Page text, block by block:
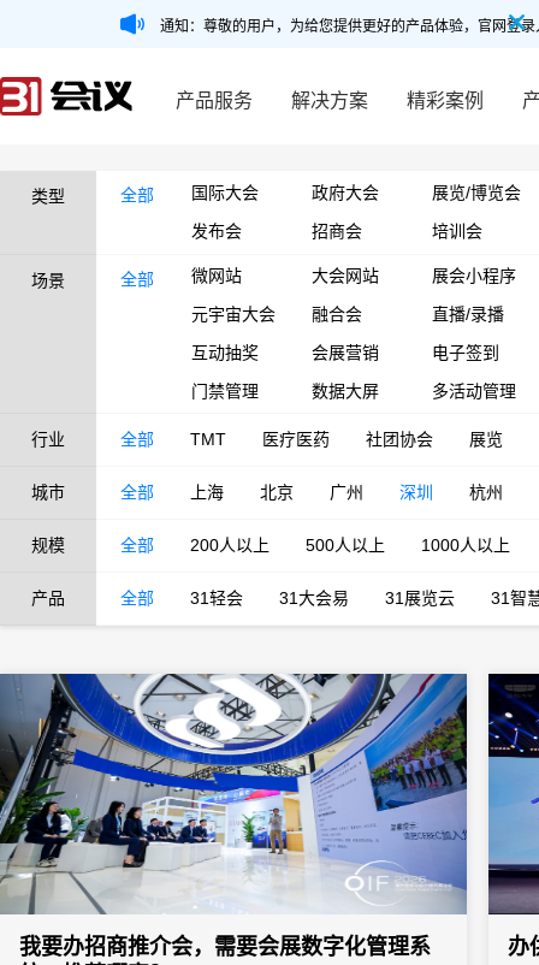
通知：尊敬的用户，为给您提供更好的产品体验，官网登
产品服务 解决方案 精彩案例
类型 全部 国际大会 政府大会
展览/博览会
发布会
招商会 培训会
场景 全部 微网站 大会网站
展会小程序
元宇宙大会
融合会
直播/录播
互动抽奖
会展营销
电子签到
门禁管理
数据大屏 多活动管理
行业 全部 TMT 医疗医药 社团协会 展览
城市 全部 上海 北京 广州 深圳 杭州
规模 全部 200人以上 500人以上 1000人以上
产品 全部 31轻会 31大会易 31展览云 31智
我要办招商推介会，需要会展数字化管理系
办